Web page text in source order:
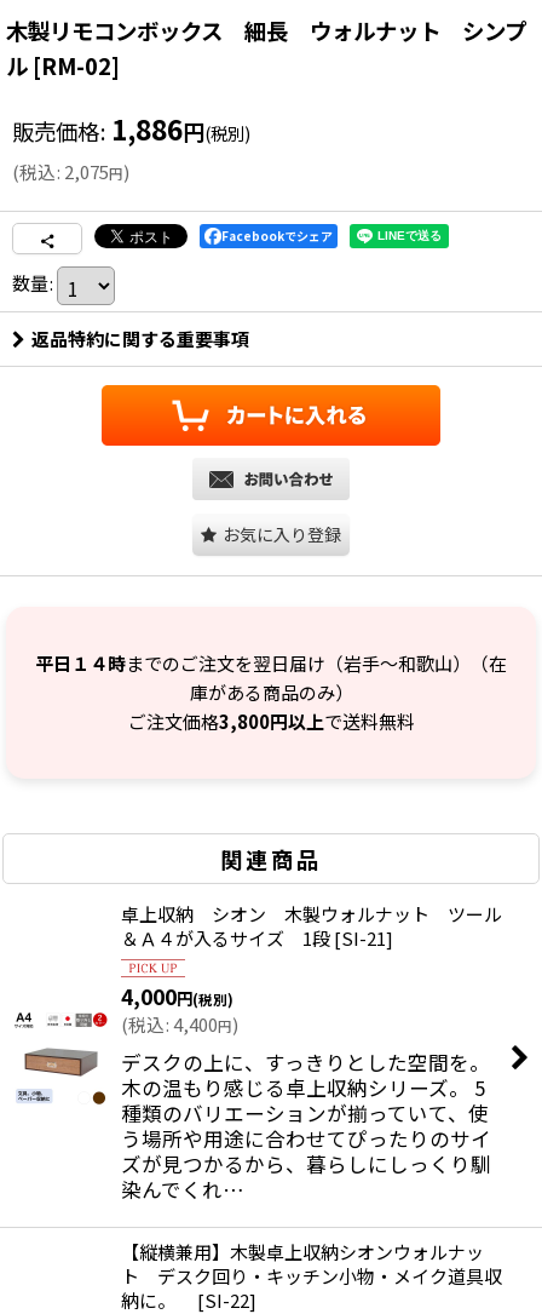
木製リモコンボックス 細長 ウォルナット シンプ
ル [RM-02]
販売価格: 1,886円(税別)
(税込: 2,075円)
Facebookでシェア
数量:
返品特約に関する重要事項
お気に入り登録
平日１４時までのご注文を翌日届け（岩手～和歌山）（在
庫がある商品のみ）
ご注文価格3,800円以上で送料無料
関連商品
卓上収納 シオン 木製ウォルナット ツール
＆Ａ４が入るサイズ 1段[SI-21]
4,000円(税別)
(税込:4,400円)
デスクの上に、すっきりとした空間を。
木の温もり感じる卓上収納シリーズ。 5
種類のバリエーションが揃っていて、使
う場所や用途に合わせてぴったりのサイ
ズが見つかるから、暮らしにしっくり馴
染んでくれ…
【縦横兼用】木製卓上収納シオンウォルナッ
ト デスク回り・キッチン小物・メイク道具収
納に。
[SI-22]